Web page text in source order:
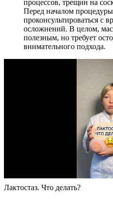
процессов, трещин на
Перед началом
проконсультироваться с
осложнений. В целом,
полезным, но требует
внимательного подхода.
Лактостаз. Что делать?